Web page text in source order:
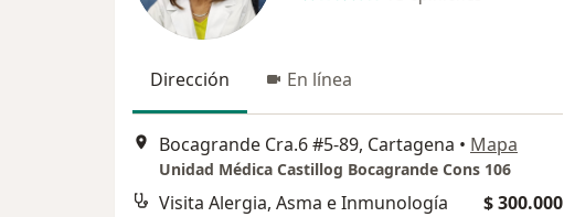
Dirección En línea
Bocagrande Cra.6 #5-89, Cartagena • Mapa
Unidad Médica Castillog Bocagrande Cons 106
Visita Alergia, Asma e Inmunología $ 300.000